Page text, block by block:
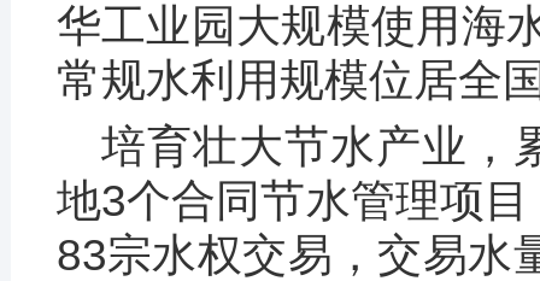
华工业园大规模使用海
常规水利用规模位居全
培育壮大节水产业，
地3个合同节水管理项
83宗水权交易，交易水